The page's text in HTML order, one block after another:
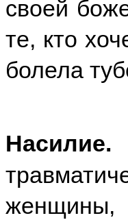
своей
те, кто
болела
Насилие.
женщины,